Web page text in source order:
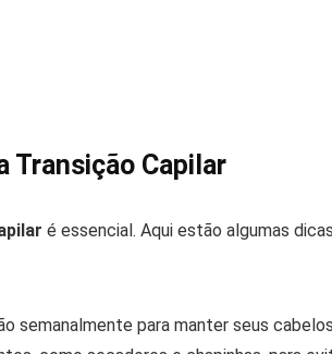
Transição Capilar
é essencial. Aqui estão algumas
semanalmente para manter seus